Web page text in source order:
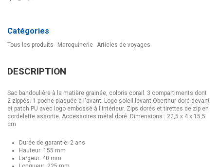
Catégories
Tous les produits Maroquinerie Articles de voyages
DESCRIPTION
Sac bandoulière à la matière grainée, coloris corail. 3 compartiments dont
2 zippés. 1 poche plaquée à l'avant. Logo soleil levant Oberthur doré devant
et patch PU avec logo embossé à l'intérieur. Zips dorés et tirettes de zip en
cordelette assortie. Accessoires métal doré. Dimensions : 22,5 x 4 x 15,5
cm
Durée de garantie: 2 ans
Hauteur: 155 mm
Largeur: 40 mm